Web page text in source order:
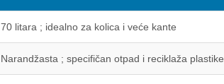
70 litara ; idealno za kolica i veće kante
Narandžasta ; specifičan otpad i reciklaža plastike